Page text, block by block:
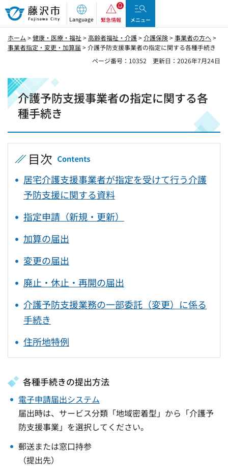
藤沢市
Language 緊急情報 メニュー
ホーム >健康・医療・福祉>高齢者福祉・介護>介護保険>事業者の方へ>
事業者指定・変更・加算届 > 介護予防支援事業者の指定に関する各種手続き
ページ番号：10352
更新日：2026年7月24日
介護予防支援事業者の指定に関する各
種手続き
目次
居宅介護支援事業者が指定を受けて行う介護
予防支援に関する資料
指定申請（新規・更新）
加算の届出
変更の届出
廃止・休止・再開の届出
介護予防支援業務の一部委託（変更）に係る
手続き
住所地特例
各種手続きの提出方法
電子申請届出システム
届出時は、サービス分類「地域密着型」から「介護予
防支援事業」を選択してください。
郵送または窓口持参
（提出先）